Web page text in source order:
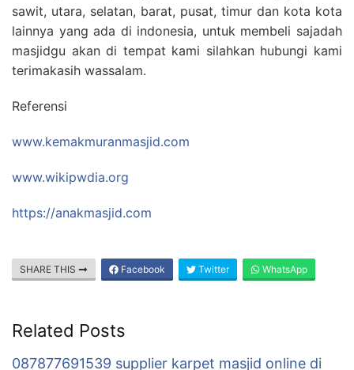
sawit, utara, selatan, barat, pusat, timur dan kota kota
lainnya yang ada di indonesia, untuk membeli sajadah
masjidgu akan di tempat kami silahkan hubungi kami
terimakasih wassalam.
Referensi
www.kemakmuranmasjid.com
www.wikipwdia.org
https://anakmasjid.com
SHARE THIS Facebook Twitter WhatsApp
Related Posts
087877691539 supplier karpet masjid online di